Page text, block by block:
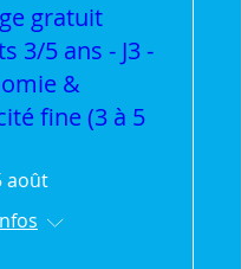
gratuit
3/5 ans - J3 -
&
fine (3 à 5
août